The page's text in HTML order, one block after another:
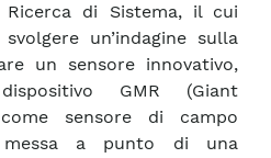
di Sistema, il cui
un’indagine sulla
un sensore innovativo,
GMR (Giant
come sensore di campo
a punto di una